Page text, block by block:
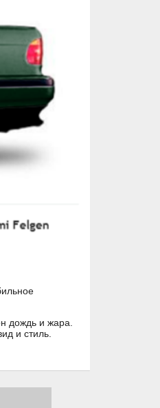
дождь и жара.
и стиль.